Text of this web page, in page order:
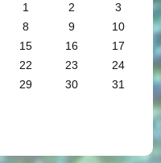
1
2
3
8 9
10
15 16
17
22 23
24
29 30
31